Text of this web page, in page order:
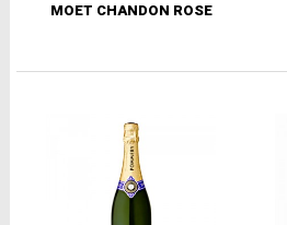
MOET CHANDON ROSE